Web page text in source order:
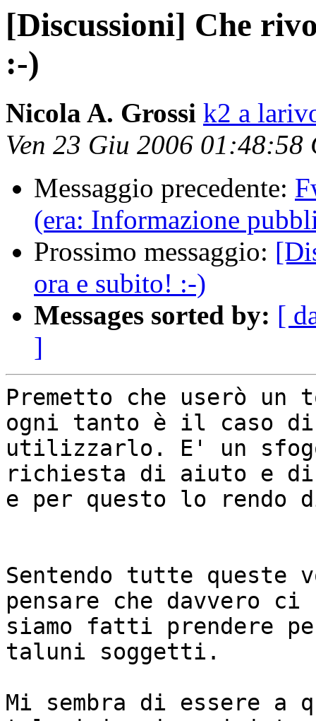
[Discussioni] Che
:-)
Nicola A. Grossi k2 a
Ven 23 Giu 2006 01:48:58
Messaggio precedente:
(era: Informazione
Prossimo messaggio:
ora e subito! :-)
Messages sorted by: [
]
Premetto che userò
ogni tanto è il caso
utilizzarlo. E' un
richiesta di aiuto e
e per questo lo
Sentendo tutte queste
pensare che davvero ci
siamo fatti prendere
taluni soggetti.
Mi sembra di essere a